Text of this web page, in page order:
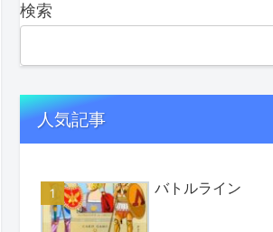
検索
人気記事
バトルライン